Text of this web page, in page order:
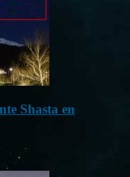
Shasta en